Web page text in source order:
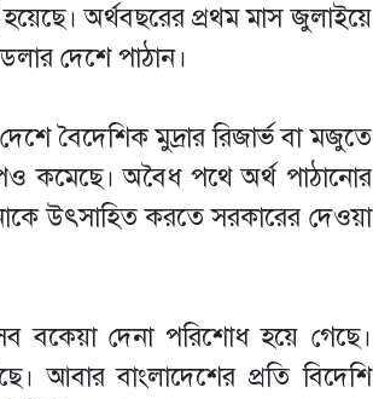
অর্থবছরের প্রথম মাস জুলাইয়ে
দেশে পাঠান।
দেশে বৈদেশিক মুদ্রার রিজার্ভ বা মজুতে
কমেছে। অবৈধ পথে অর্থ পাঠানোর
উৎসাহিত করতে সরকারের দেওয়া
বকেয়া দেনা পরিশোধ হয়ে গেছে।
আবার বাংলাদেশের প্রতি বিদেশি